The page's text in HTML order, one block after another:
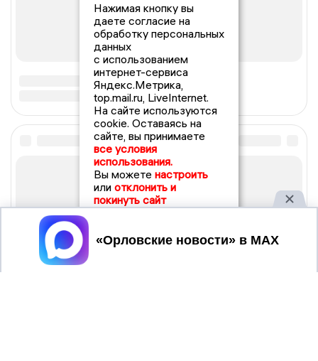
Нажимая кнопку вы
даете согласие на
обработку персональных
данных
с использованием
интернет-сервиса
Яндекс.Метрика,
top.mail.ru, LiveInternet.
На сайте используются
cookie. Оставаясь на
сайте, вы принимаете
все условия
использования.
Вы можете настроить
или отклонить и
покинуть сайт
Принять